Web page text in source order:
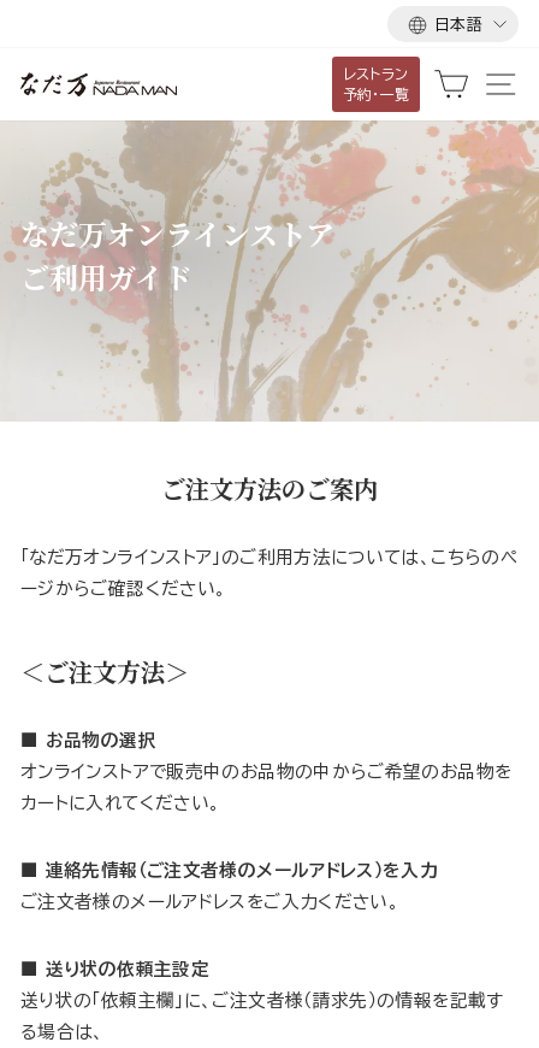
コ
テ
動
言
語
日本語
レストラン
予約・一覧
カート
なだ万オンラインストア
ご利用ガイド
ご注文方法のご案内
「なだ万オンラインストア」のご利用方法については、こちらのペ
ージからご確認ください。
＜ご注文方法＞
■ お品物の選択
オンラインストアで販売中のお品物の中からご希望のお品物を
カートに入れてください。
■ 連絡先情報（ご注文者様のメールアドレス）を入力
ご注文者様のメールアドレスをご入力ください。
■ 送り状の依頼主設定
送り状の「依頼主欄」に、ご注文者様（請求先）の情報を記載す
る場合は、